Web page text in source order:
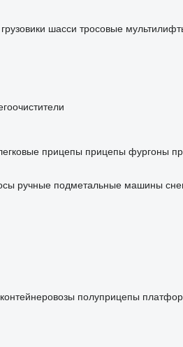
грузовики шасси тросовые
прицепы прицепы фургоны
ручные подметальные машины
полуприцепы